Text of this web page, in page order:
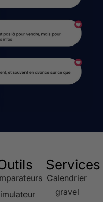
Services
Calendrier
gravel